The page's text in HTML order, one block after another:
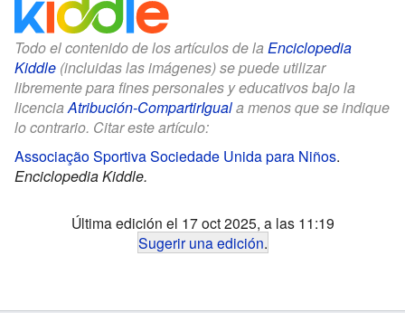
Todo el contenido de los artículos de la Enciclopedia
Kiddle (incluidas las imágenes) se puede utilizar
libremente para fines personales y educativos bajo la
licenciaAtribución-CompartirIguala menos que se indique
lo contrario. Citar este artículo:
Associação Sportiva Sociedade Unida para Niños.
Enciclopedia Kiddle.
Última edición el 17 oct 2025, a las 11:19
Sugerir una edición.